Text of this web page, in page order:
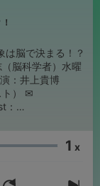
は脳で決まる！？
脳科学者）水曜
：井上貴博
ト） ✉
1 x